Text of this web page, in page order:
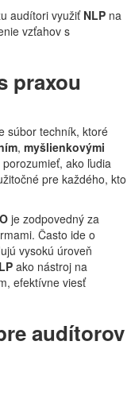
audítori využiť NLP na
vzťahov s
praxou
súbor techník, ktoré
, myšlienkovými
ako ľudia
pre každého, kto
je zodpovedný za
Často ide o
vysokú úroveň
ako nástroj na
efektívne viesť
audítorov